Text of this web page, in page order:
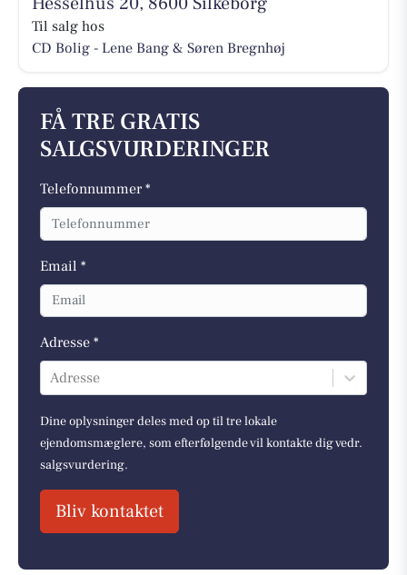
Til salg hos
CD Bolig - Lene Bang & Søren Bregnhøj
FÅ TRE GRATIS
SALGSVURDERINGER
Telefonnummer *
Email *
Adresse *
Adresse
Dine oplysninger deles med op til tre lokale
ejendomsmæglere, som efterfølgende vil kontakte dig vedr.
salgsvurdering.
Bliv kontaktet